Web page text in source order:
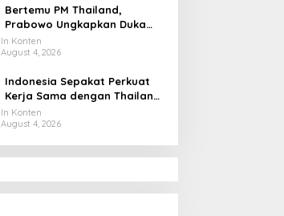
Bertemu PM Thailand,
Prabowo Ungkapkan Duka
Cita kepada Putri dan
Selamat Ulang Tahun ke Raja
In Konten
August 4, 2026
Indonesia Sepakat Perkuat
Kerja Sama dengan Thailand,
dari Pangan hingga Ekonomi
Digital
In Konten
August 4, 2026